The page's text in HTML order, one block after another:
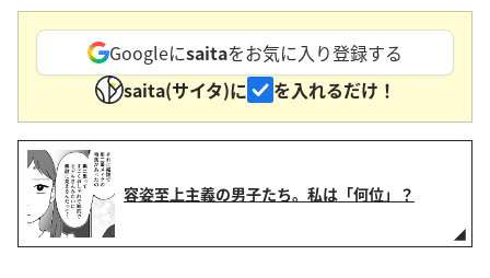
Googleにsaitaをお気に入り登録する
saita(サイタ)に
を入れるだけ！
容姿至上主義の男子たち。私は「何位」？